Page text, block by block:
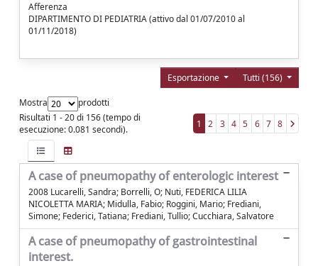
Afferenza
DIPARTIMENTO DI PEDIATRIA (attivo dal 01/07/2010 al
01/11/2018)
Tutti (156)
Esportazione
Mostra
prodotti
Risultati 1 - 20 di 156 (tempo di
esecuzione: 0.081 secondi).
1 2 3 4 5 6 7 8
A case of pneumopathy of enterologic interest
2008 Lucarelli, Sandra; Borrelli, O; Nuti, FEDERICA LILIA
NICOLETTA MARIA; Midulla, Fabio; Roggini, Mario; Frediani,
Simone; Federici, Tatiana; Frediani, Tullio; Cucchiara, Salvatore
A case of pneumopathy of gastrointestinal
interest.